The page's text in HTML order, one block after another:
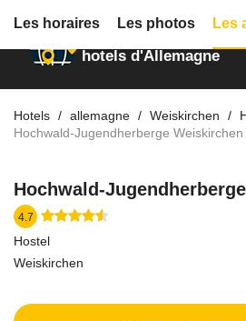
Annuaire des
hotels d'Allemagne
Hotels allemagne Weiskirchen
Hochwald-Jugendherberge Weiskirchen
Hochwald-
4.7
Hostel
Weiskirchen
Les horaires Les photos Les